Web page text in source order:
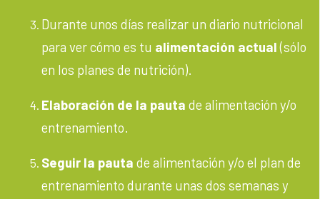
Durante unos días realizar un diario nutricional
para ver cómo es tu alimentación actual(sólo
en los planes de nutrición).
Elaboración de la pauta de alimentación y/o
entrenamiento.
Seguir la pauta de alimentación y/o el plan de
entrenamiento durante unas dos semanas y